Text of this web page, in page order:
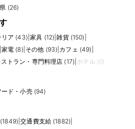
(26)
リア (43) |家具 (12) |雑貨 (150)
家電 (8) その他 (93) カフェ (49)
ストラン・専門料理店 (17) ホテル (0)
ド・小売 (94)
|交通費支給 (1882)